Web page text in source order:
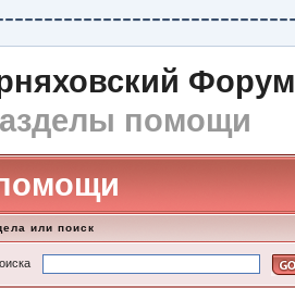
Форум
помощи
или поиск